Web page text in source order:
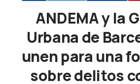
ANDEMA y la
Urbana de
unen para una
sobre delitos